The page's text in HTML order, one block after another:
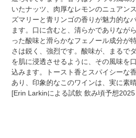
いたナッツ、肉厚なレモンのニュアン
ズマリーと青リンゴの香りが魅力的な
ます。口に含むと、清らかでありなが
った酸味と滑らかなフェノール成分が
さは鋭く、強烈です。酸味が、まるで
を肌に浸透させるように、その風味を
込みます。トースト香とスパイシーな
あり、印象的なこのワインは、実に素
[Erin Larkinによる試飲 飲み頃予想